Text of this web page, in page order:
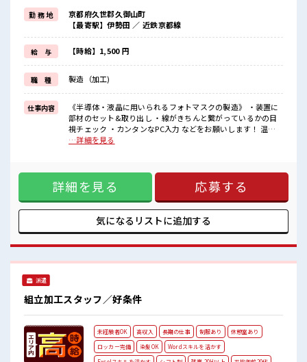
職場は、
クリーンルーム内で室内の温度・湿度もキチンと管理されており、
季節に関係なく年間通して働きやすい環境です。
無料の駐車場が完備されているのでマイカー通勤OK！
もちろん通勤交通費支給！
受入れ体制もバッチリ◎気になった方はお気軽にご応募ください
ネ！
■職場の雰囲気
《20代～30代の男性スタッフさん多数カツヤク中》
キレイ&空調完備でカイテキな職場環境☆
近くにコンビニがあるので便利♪
無料駐車場があるのでマイカー通勤OK！
勤 務 地
京都府久世郡久御山町
【最寄駅】伊勢田 ／ 近鉄京都線
給 与 【時給】1,500 円
職 種 製造（加工)
仕事内容
《半導体・液晶に用いられるフォトマスクの製造》 ・装置に
部材のセット&取り出し ・線がきちんと繋がっているかの目
視チェック ・カンタンなPC入力 などをお願いします！ 温度
23℃、湿度40～50%のクリーンルームでの作業！ ■お仕事PR
ある方も気軽に応募OK。 頑張り次第では直接雇用になる可能
性もありますよ※規定有★ 職場は、 クリーンルーム内で室内
の温度・湿度もキチンと管理されており、 季節に関係なく年
間通して働きやすい環境です。 無料の駐車場が完備されてい
るのでマイカー通勤OK！ もちろん通勤交通費支給！ 受入れ
体制もバッチリ◎気になった方はお気軽にご応募ください
ツヤク中》 キレイ&空調完備でカイテキな職場環境☆ 近くに
コンビニがあるので便利♪ 無料駐車場があるのでマイカー通
…詳細を見る
詳細を見る 応募する
気になるリストに追加する
派遣
組立加工スタッフ／好条件
未経験者OK 高収入 長期の仕事 制服あり
休憩室あり
ロッカー完備
染髪OK
Wordスキルを活かす